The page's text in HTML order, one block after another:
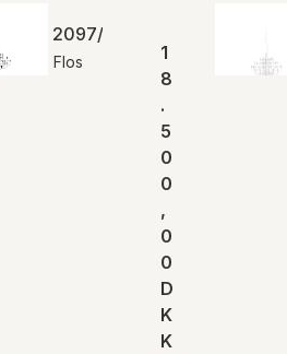
2097/30 (frosted bulbs)
Flos
1
8
.
5
0
0
,
0
0
D
K
K